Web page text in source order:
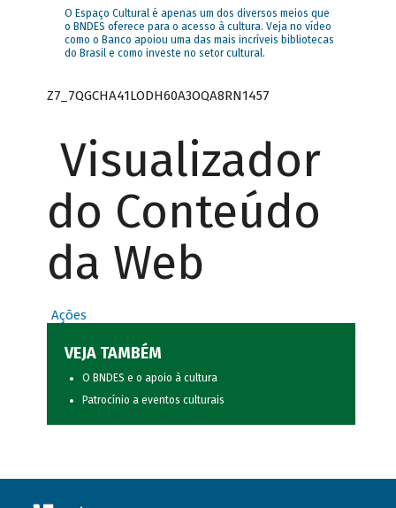
O Espaço Cultural é apenas um dos diversos meios que
o BNDES oferece para o acesso à cultura. Veja no vídeo
como o Banco apoiou uma das mais incríveis bibliotecas
do Brasil e como investe no setor cultural.
Z7_7QGCHA41LODH60A3OQA8RN1457
Visualizador
do Conteúdo
da Web
Ações
VEJA TAMBÉM
O BNDES e o apoio à cultura
Patrocínio a eventos culturais